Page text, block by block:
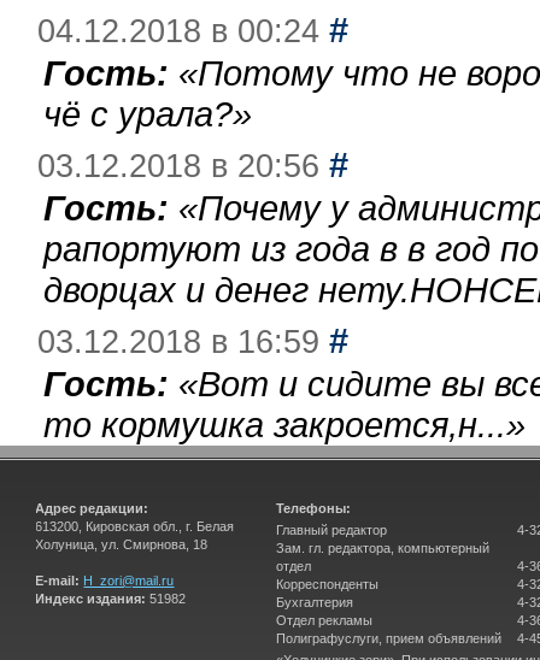
04.12.2018 в 00:24 #
Гость: «Потому что не
чё с урала?»
03.12.2018 в 20:56 #
Гость: «Почему у
рапортуют из года в в год
дворцах и денег
03.12.2018 в 16:59 #
Гость: «Вот и сидите вы
то кормушка закроется,н...»
Адрес редакции:
613200, Кировская обл., г. Белая
Холуница, ул. Смирнова, 18
E-mail: H_zori@mail.ru
Индекс издания: 51982
Телефоны:
Главный редактор
Зам. гл. редактора, компьютерный
отдел
Корреспонденты
Бухгалтерия
Отдел рекламы
Полиграфуслуги, прием объявлений
4-
4-
4-
4-
4-
4-